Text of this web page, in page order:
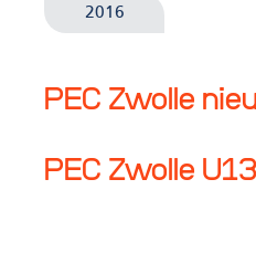
2016
PEC Zwolle
PEC Zwolle